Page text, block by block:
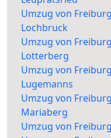
Umzug von
Lochbruck
Umzug von
Lotterberg
Umzug von
Lugemanns
Umzug von
Mariaberg
Umzug von